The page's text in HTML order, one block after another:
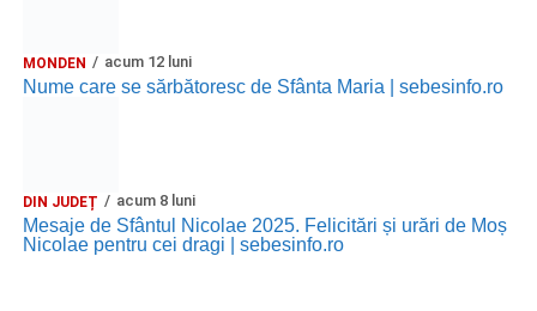
MONDEN acum 12 luni
Nume care se sărbătoresc de Sfânta Maria | sebesinfo.ro
DIN JUDEȚ acum 8 luni
Mesaje de Sfântul Nicolae 2025. Felicitări și urări de Moș
Nicolae pentru cei dragi | sebesinfo.ro